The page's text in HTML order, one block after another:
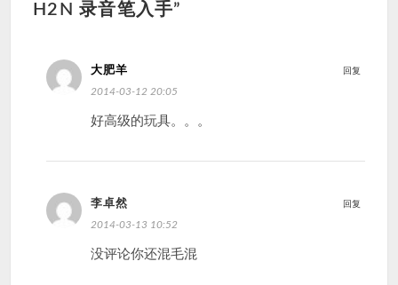
H2N 录音笔入手”
大肥羊
2014-03-12 20:05
好高级的玩具。。。
回复
李卓然
2014-03-13 10:52
没评论你还混毛混
回复